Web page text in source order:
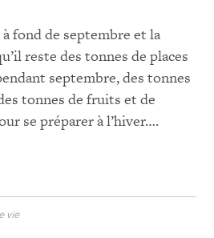
fond de septembre et la
reste des tonnes de places
septembre, des tonnes
tonnes de fruits et de
se préparer à l’hiver….
vie